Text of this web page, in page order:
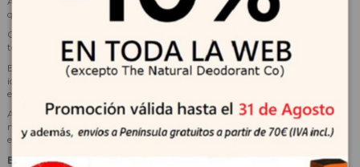
que la de los Smilitos de siempre, que vienen en bolsas de 38 gramos.
Creemos que es esencial que los peques disfruten de la alimentación con
toda la variedad posible tanto de sabores, como de texturas y formas.
Estos Smilitos de fresa y plátano, al igual que los Smilitosde siempre, son
ideales para cualquier momento del día y para cualquier lugar: en casa, en
el parque o para llevar a mano en el bolso.
Además, el material de su bolsita es 100% reciclable. Una opción de envase
más sostenible y que asegura que los Smilitos estén frescos y guarden todo
el sabor durante 8 meses desde que los fabricamos.
Envase sostenible